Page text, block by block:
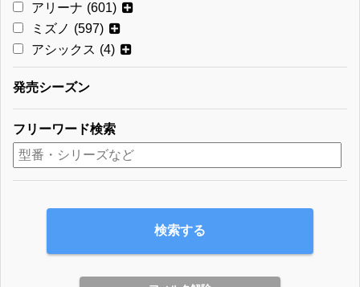
アリーナ (601)
ミズノ (597)
アシックス (4)
発売シーズン
フリーワード検索